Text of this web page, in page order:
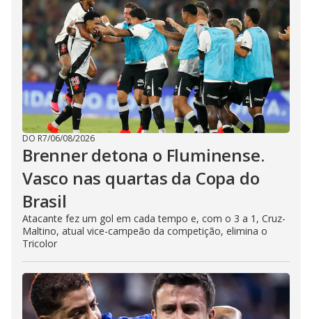
DO R7/06/08/2026
Brenner detona o Fluminense.
Vasco nas quartas da Copa do
Brasil
Atacante fez um gol em cada tempo e, com o 3 a 1, Cruz-
Maltino, atual vice-campeão da competição, elimina o
Tricolor